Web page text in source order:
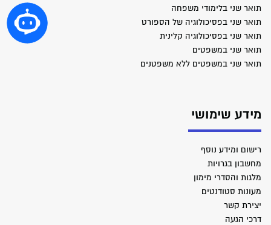
תואר שני בלימודי משפחה
תואר שני בפסיכולוגיה של הספורט
תואר שני בפסיכולוגיה קלינית
תואר שני במשפטים
תואר שני במשפטים ללא משפטנים
מידע שימושי
רישום ומידע נוסף
מחשבון בגרויות
מלגות והסדרי מימון
מעונות סטודנטים
יצירת קשר
דרכי הגעה